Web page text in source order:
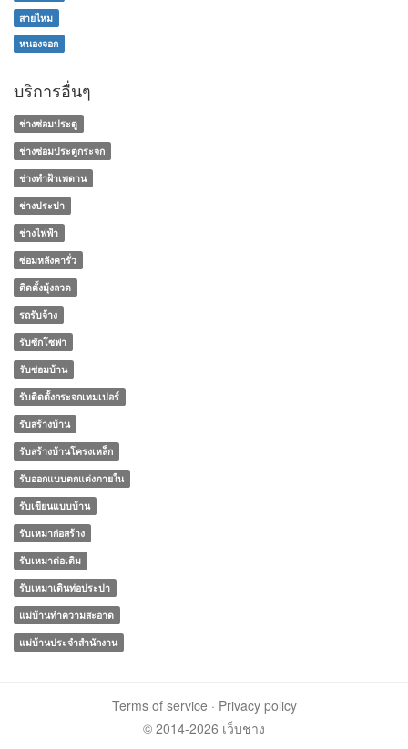
สายไหม
หนองจอก
บริการอื่นๆ
ช่างซ่อมประตู
ช่างซ่อมประตูกระจก
ช่างทําฝ้าเพดาน
ช่างประปา
ช่างไฟฟ้า
ซ่อมหลังคารั่ว
ติดตั้งมุ้งลวด
รถรับจ้าง
รับซักโซฟา
รับซ่อมบ้าน
รับติดตั้งกระจกเทมเปอร์
รับสร้างบ้าน
รับสร้างบ้านโครงเหล็ก
รับออกแบบตกแต่งภายใน
รับเขียนแบบบ้าน
รับเหมาก่อสร้าง
รับเหมาต่อเติม
รับเหมาเดินท่อประปา
แม่บ้านทําความสะอาด
แม่บ้านประจําสํานักงาน
Terms of service · Privacy policy
© 2014-2026 เว็บช่าง